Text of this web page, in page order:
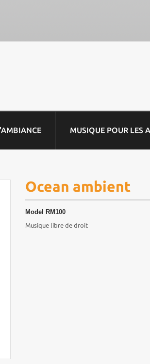
MUSIQUE POUR LES
Ocean ambient
Model RM100
Musique libre de droit